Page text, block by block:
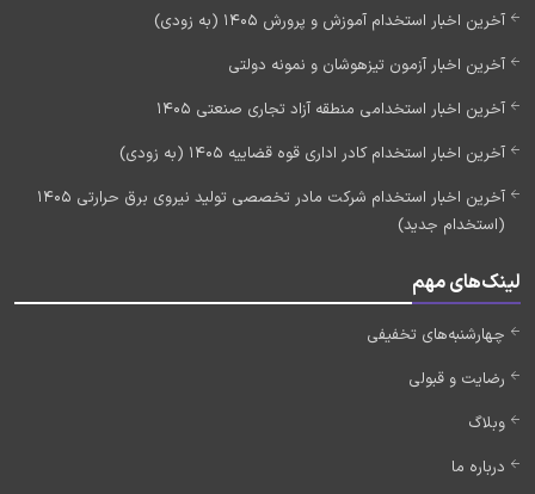
آخرین اخبار استخدام آموزش و پرورش 1405 (به زودی)
آخرین اخبار آزمون تیزهوشان و نمونه دولتی
آخرین اخبار استخدامی منطقه آزاد تجاری صنعتی 1405
آخرین اخبار استخدام کادر اداری قوه قضاییه 1405 (به زودی)
آخرین اخبار استخدام شرکت مادر تخصصی تولید نیروی برق حرارتی 1405
(استخدام جدید)
لینک‌های مهم
چهارشنبه‌های تخفیفی
رضایت و قبولی
وبلاگ
درباره ما